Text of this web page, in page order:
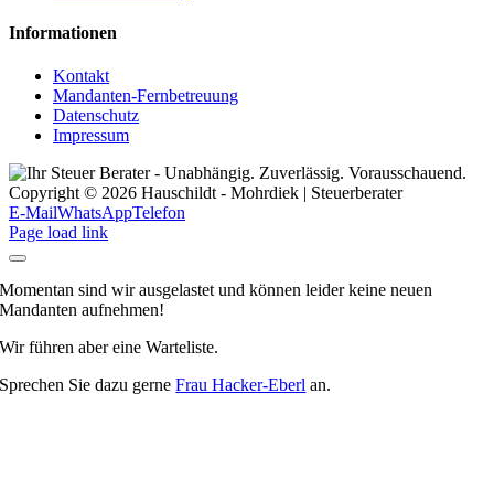
Informationen
Kontakt
Mandanten-Fernbetreuung
Datenschutz
Impressum
Copyright © 2026 Hauschildt - Mohrdiek | Steuerberater
E-MailWhatsAppTelefon
Page load link
Momentan sind wir ausgelastet und können leider keine neuen
Mandanten aufnehmen!
Wir führen aber eine Warteliste.
Sprechen Sie dazu gerneFrau Hacker-Eberl an.